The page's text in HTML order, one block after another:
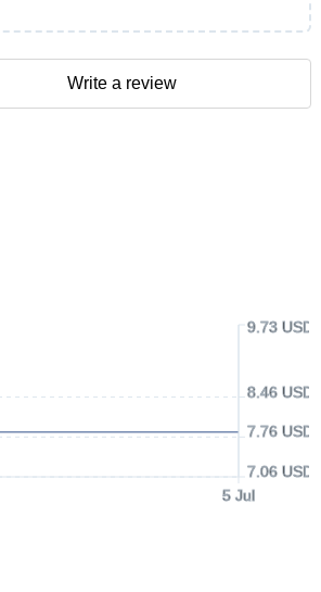
5 Jul
7.06 USD
7.76 USD
8.46 USD
9.73 USD
Write a review